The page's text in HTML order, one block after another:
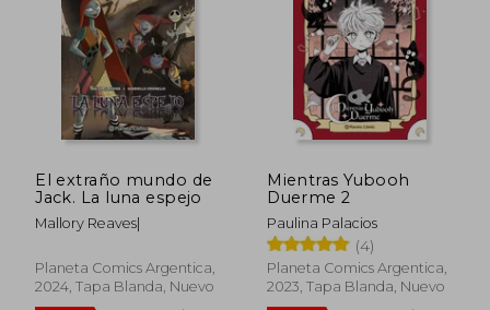
El extraño mundo de
Jack. La luna espejo
Mallory Reaves|
Planeta Comics Argentica,
2024, Tapa Blanda, Nuevo
Mientras Yubooh
Duerme 2
Paulina Palacios
(4)
Planeta Comics Argentica,
2023, Tapa Blanda, Nuevo